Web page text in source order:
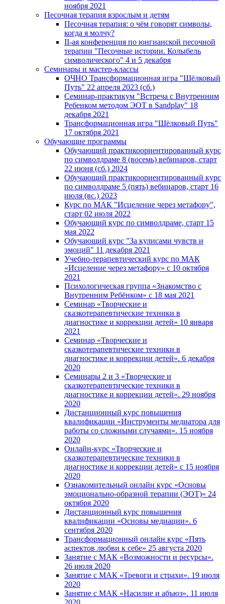
ноября 2021
Песочная терапия взрослым и детям
Песочная терапия: о чём говорят символы,
когда я молчу?
II-ая конференция по юнгианской песочной
терапии "Песочные истории. Колыбель
символического" 4 и 5 декабря
Семинары и мастер-классы
ОЧНО Трансформационная игра "Шёлковый
Путь" 22 апреля 2023 (сб.)
Семинар-практикум "Встреча с Внутренним
Ребенком методом ЭОТ в Sandplay" 18
декабря 2021
Трансформационная игра "Шёлковый Путь"
17 октября 2021
Обучающие программы
Обучающий практикоориентированный курс
по символдраме 8 (восемь) вебинаров, старт
22 июня (сб.) 2024
Обучающий практикоориентированный курс
по символдраме 5 (пять) вебинаров, старт 16
июля (вс.) 2023
Курс по МАК "Исцеление через метафору",
старт 02 июля 2022
Обучающий курс по символдраме, старт 15
мая 2022
Обучающий курс "За кулисами чувств и
эмоций" 11 декабря 2021
Учебно-терапевтический курс по МАК
«Исцеление через метафору» с 10 октября
2021
Психологическая группа «Знакомство с
Внутренним Ребёнком» с 18 мая 2021
Семинар «Творческие и
сказкотерапевтические техники в
диагностике и коррекции детей» 10 января
2021
Семинар «Творческие и
сказкотерапевтические техники в
диагностике и коррекции детей». 6 декабря
2020
Семинары 2 и 3 «Творческие и
сказкотерапевтические техники в
диагностике и коррекции детей». 29 ноября
2020
Дистанционный курс повышения
квалификации «Инструменты медиатора для
работы со сложными случаями». 15 ноября
2020
Онлайн-курс «Творческие и
сказкотерапевтические техники в
диагностике и коррекции детей» с 15 ноября
2020
Ознакомительный онлайн курс «Основы
эмоционально-образной терапии (ЭОТ)» 24
октября 2020
Дистанционный курс повышения
квалификации «Основы медиации». 6
сентября 2020
Трансформационный онлайн курс «Пять
аспектов любви к себе» 25 августа 2020
Занятие с МАК «Возможности и ресурсы».
26 июля 2020
Занятие с МАК «Тревоги и страхи». 19 июля
2020
Занятие с МАК «Насилие и абъюз». 11 июля
2020